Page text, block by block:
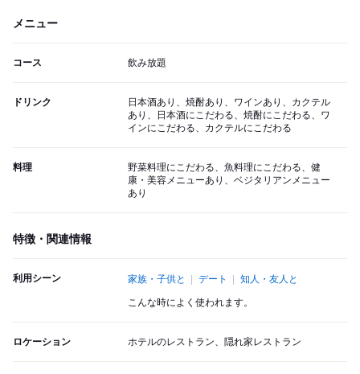
メニュー
コース 飲み放題
ドリンク
日本酒あり、焼酎あり、ワインあり、カクテル
あり、日本酒にこだわる、焼酎にこだわる、ワ
インにこだわる、カクテルにこだわる
料理
野菜料理にこだわる、魚料理にこだわる、健
康・美容メニューあり、ベジタリアンメニュー
あり
特徴・関連情報
利用シーン 家族・子供と デート 知人・友人と
こんな時によく使われます。
ロケーション ホテルのレストラン、隠れ家レストラン